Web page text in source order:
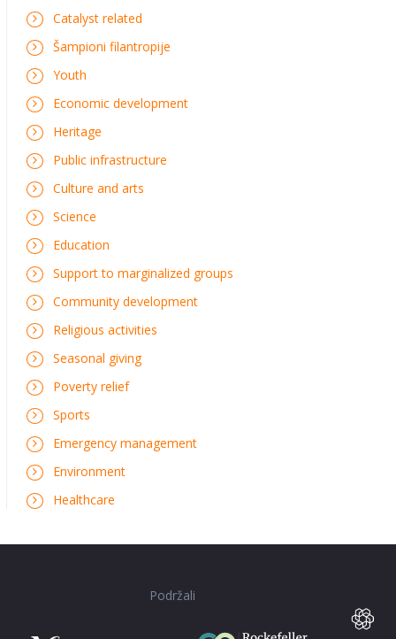
Catalyst related
Šampioni filantropije
Youth
Economic development
Heritage
Public infrastructure
Culture and arts
Science
Education
Support to marginalized groups
Community development
Religious activities
Seasonal giving
Poverty relief
Sports
Emergency management
Environment
Healthcare
Podržali